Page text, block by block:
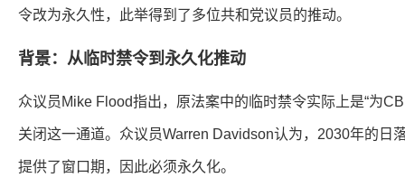
令改为永久性，此举得到了多位共和党议员的推动。
背景：从临时禁令到永久化推动
众议员Mike Flood指出，原法案中的临时禁令实际上是“为
关闭这一通道。众议员Warren Davidson认为，2030年的日
提供了窗口期，因此必须永久化。